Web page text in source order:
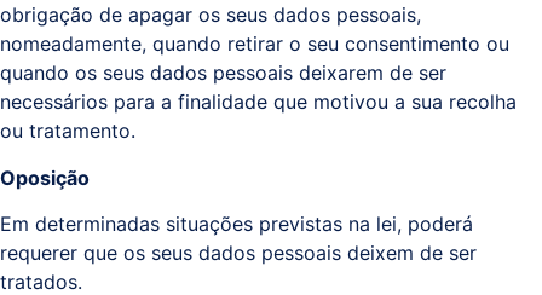
obrigação de apagar os seus dados pessoais,
nomeadamente, quando retirar o seu consentimento ou
quando os seus dados pessoais deixarem de ser
necessários para a finalidade que motivou a sua recolha
ou tratamento.
Oposição
Em determinadas situações previstas na lei, poderá
requerer que os seus dados pessoais deixem de ser
tratados.